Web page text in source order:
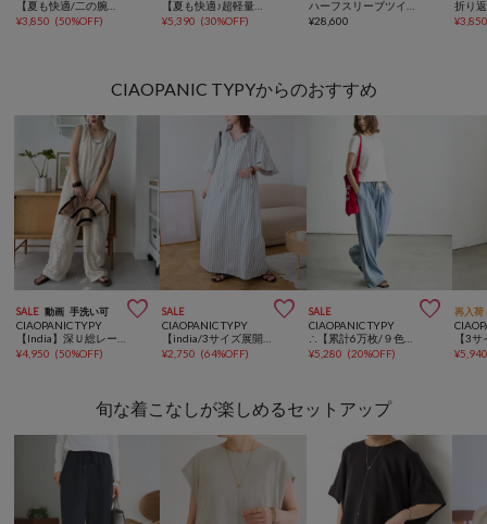
¥3,850 (50%OFF)
¥5,390 (30%OFF)
¥28,600 ¥
CIAOPANIC TYPYからのおすすめ
SALE 動画 手洗い可 
CIAOPANIC TYPY
¥4,950 (50%OFF)
SALE 
CIAOPANIC TYPY
¥2,750 (64%OFF)
SALE 
CIAOPANIC TYPY
¥5,280 (20%OFF)
再入荷
¥
旬な着こなしが楽しめるセットアップ